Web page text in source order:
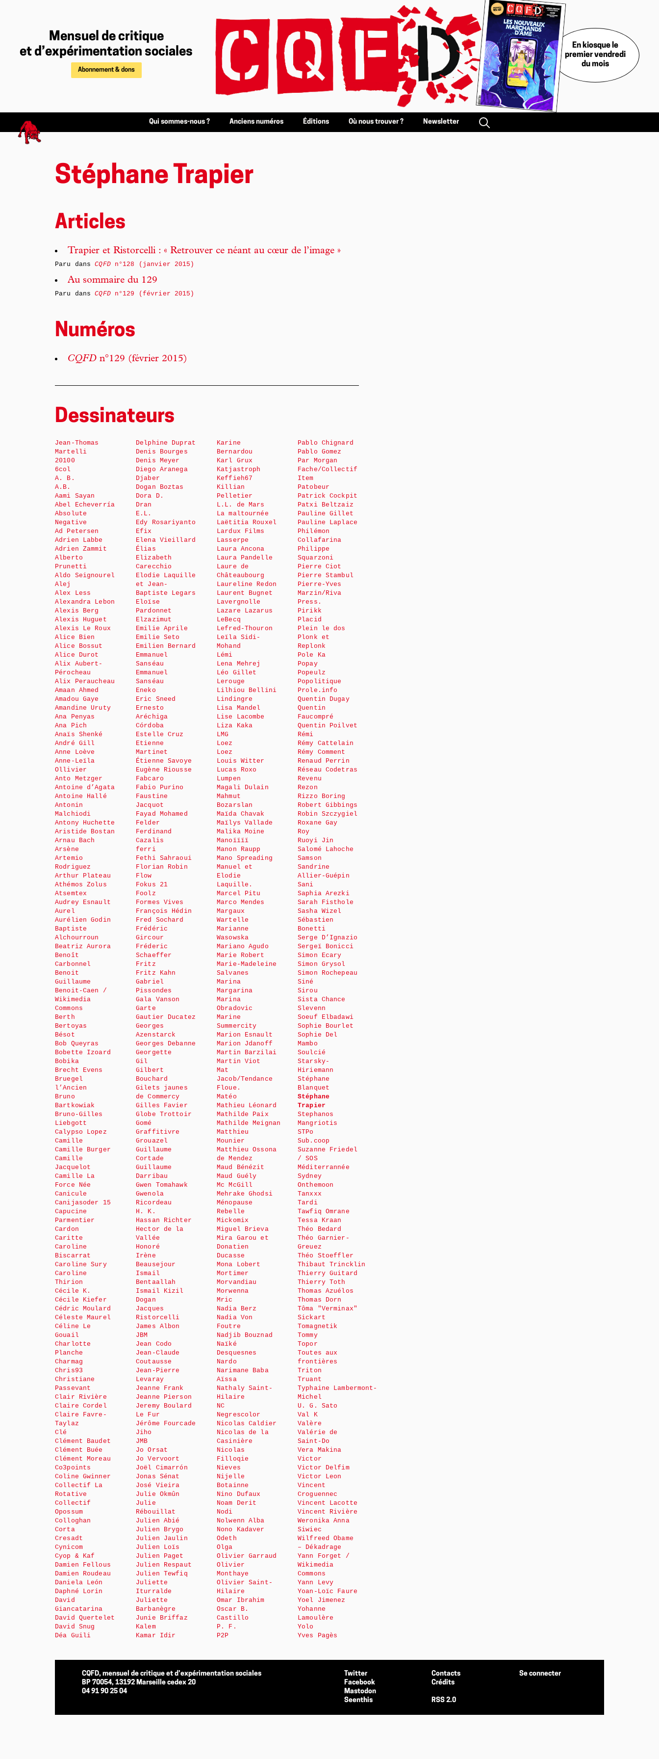
Mensuel de critique
et d’expérimentation sociales
Abonnement & dons
En kiosque le
premier vendredi
du mois
Qui sommes-nous ? Anciens numéros Éditions Où nous trouver ? Newsletter
Stéphane Trapier
Articles
Trapier et Ristorcelli : « Retrouver ce néant au cœur de l’image »
Paru dansCQFDn°128 (janvier 2015)
Au sommaire du 129
Paru dansCQFDn°129 (février 2015)
Numéros
CQFD n°129 (février 2015)
Dessinateurs
Jean-Thomas
Martelli
20100
6col
A. B.
A.B.
Aami Sayan
Abel Echeverría
Absolute
Negative
Ad Petersen
Adrien Labbe
Adrien Zammit
Alberto
Prunetti
Aldo Seignourel
Alej
Alex Less
Alexandra Lebon
Alexis Berg
Alexis Huguet
Alexis Le Roux
Alice Bien
Alice Bossut
Alice Durot
Alix Aubert-
Pérocheau
Alix Peraucheau
Amaan Ahmed
Amadou Gaye
Amandine Uruty
Ana Penyas
Ana Pich
Anaïs Shenké
André Gill
Anne Loève
Anne-Leïla
Ollivier
Anto Metzger
Antoine d’Agata
Antoine Hallé
Antonin
Malchiodi
Antony Huchette
Aristide Bostan
Arnau Bach
Arsène
Artemio
Rodriguez
Arthur Plateau
Athémos Zolus
Atsemtex
Audrey Esnault
Aurel
Aurélien Godin
Baptiste
Alchourroun
Beatriz Aurora
Benoît
Carbonnel
Benoit
Guillaume
Benoit-Caen /
Wikimedia
Commons
Berth
Bertoyas
Bésot
Bob Queyras
Bobette Izoard
Bobika
Brecht Evens
Bruegel
l’Ancien
Bruno
Bartkowiak
Bruno-Gilles
Liebgott
Calypso Lopez
Camille
Camille Burger
Camille
Jacquelot
Camille La
Force Née
Canicule
Canijasoder 15
Capucine
Parmentier
Cardon
Caritte
Caroline
Biscarrat
Caroline Sury
Caroline
Thirion
Cécile K.
Cécile Kiefer
Cédric Moulard
Céleste Maurel
Céline Le
Gouail
Charlotte
Planche
Charmag
Chris93
Christiane
Passevant
Clair Rivière
Claire Cordel
Claire Favre-
Taylaz
Clé
Clément Baudet
Clément Buée
Clément Moreau
Co3points
Coline Gwinner
Collectif La
Rotative
Collectif
Opossum
Colloghan
Corta
Cresadt
Cynicom
Cyop & Kaf
Damien Fellous
Damien Roudeau
Daniela León
Daphné Lorin
David
Giancatarina
David Quertelet
David Snug
Déa Guili
Delphine Duprat
Denis Bourges
Denis Meyer
Diego Aranega
Djaber
Dogan Boztas
Dora D.
Dran
E.L.
Edy Rosariyanto
Efix
Elena Vieillard
Élias
Elizabeth
Carecchio
Elodie Laquille
et Jean-
Baptiste Legars
Eloïse
Pardonnet
Elzazimut
Emilie Aprile
Emilie Seto
Emilien Bernard
Emmanuel
Sanséau
Emmanuel
Sanséau
Eneko
Eric Sneed
Ernesto
Aréchiga
Córdoba
Estelle Cruz
Etienne
Martinet
Étienne Savoye
Eugène Riousse
Fabcaro
Fabio Purino
Faustine
Jacquot
Fayad Mohamed
Felder
Ferdinand
Cazalis
ferri
Fethi Sahraoui
Florian Robin
Flow
Fokus 21
Foolz
Formes Vives
François Hédin
Fred Sochard
Frédéric
Gircour
Fréderic
Schaeffer
Fritz
Fritz Kahn
Gabriel
Pissondes
Gala Vanson
Garte
Gautier Ducatez
Georges
Azenstarck
Georges Debanne
Georgette
Gil
Gilbert
Bouchard
Gilets jaunes
de Commercy
Gilles Favier
Globe Trottoir
Gomé
Graffitivre
Grouazel
Guillaume
Cortade
Guillaume
Darribau
Gwen Tomahawk
Gwenola
Ricordeau
H. K.
Hassan Richter
Hector de la
Vallée
Honoré
Irène
Beausejour
Ismail
Bentaallah
Ismail Kizil
Dogan
Jacques
Ristorcelli
James Albon
JBM
Jean Codo
Jean-Claude
Coutausse
Jean-Pierre
Levaray
Jeanne Frank
Jeanne Pierson
Jeremy Boulard
Le Fur
Jérôme Fourcade
Jiho
JMB
Jo Orsat
Jo Vervoort
Joël Cimarrón
Jonas Sénat
José Vieira
Julie Okmûn
Julie
Rébouillat
Julien Abié
Julien Brygo
Julien Jaulin
Julien Loïs
Julien Paget
Julien Respaut
Julien Tewfiq
Juliette
Iturralde
Juliette
Barbanègre
Junie Briffaz
Kalem
Kamar Idir
Karine
Bernardou
Karl Grux
Katjastroph
Keffieh67
Killian
Pelletier
L.L. de Mars
La maltournée
Laëtitia Rouxel
Lardux Films
Lasserpe
Laura Ancona
Laura Pandelle
Laure de
Châteaubourg
Laureline Redon
Laurent Bugnet
Lavergnolle
Lazare Lazarus
LeBecq
Lefred-Thouron
Leïla Sidi-
Mohand
Lémi
Lena Mehrej
Léo Gillet
Lerouge
Lilhiou Bellini
Lindingre
Lisa Mandel
Lise Lacombe
Liza Kaka
LMG
Loez
Loez
Louis Witter
Lucas Roxo
Lumpen
Magali Dulain
Mahmut
Bozarslan
Maïda Chavak
Maïlys Vallade
Malika Moine
Manoïïïï
Manon Raupp
Mano Spreading
Manuel et
Elodie
Laquille.
Marcel Pitu
Marco Mendes
Margaux
Wartelle
Marianne
Wasowska
Mariano Agudo
Marie Robert
Marie-Madeleine
Salvanes
Marina
Margarina
Marina
Obradovic
Marine
Summercity
Marion Esnault
Marion Jdanoff
Martin Barzilai
Martin Viot
Mat
Jacob/Tendance
Floue.
Matéo
Mathieu Léonard
Mathilde Paix
Mathilde Meignan
Matthieu
Mounier
Matthieu Ossona
de Mendez
Maud Bénézit
Maud Guély
Mc McGill
Mehrake Ghodsi
Ménopause
Rebelle
Mickomix
Miguel Brieva
Mira Garou et
Donatien
Ducasse
Mona Lobert
Mortimer
Morvandiau
Morwenna
Mric
Nadia Berz
Nadia Von
Foutre
Nadjib Bouznad
Naïké
Desquesnes
Nardo
Narimane Baba
Aïssa
Nathaly Saint-
Hilaire
NC
Negrescolor
Nicolas Caldier
Nicolas de la
Casinière
Nicolas
Filloqie
Nieves
Nijelle
Botainne
Nino Dufaux
Noam Derit
Nodi
Nolwenn Alba
Nono Kadaver
Odeth
Olga
Olivier Garraud
Olivier
Monthaye
Olivier Saint-
Hilaire
Omar Ibrahim
Oscar B.
Castillo
P. F.
P2P
Pablo Chignard
Pablo Gomez
Par Morgan
Fache/Collectif
Item
Patobeur
Patrick Cockpit
Patxi Beltzaiz
Pauline Gillet
Pauline Laplace
Philémon
Collafarina
Philippe
Squarzoni
Pierre Ciot
Pierre Stambul
Pierre-Yves
Marzin/Riva
Press.
Pirikk
Placid
Plein le dos
Plonk et
Replonk
Pole Ka
Popay
Popeulz
Popolitique
Prole.info
Quentin Dugay
Quentin
Faucompré
Quentin Poilvet
Rémi
Rémy Cattelain
Rémy Comment
Renaud Perrin
Réseau Codetras
Revenu
Rezon
Rizzo Boring
Robert Gibbings
Robin Szczygiel
Roxane Gay
Roy
Ruoyi Jin
Salomé Lahoche
Samson
Sandrine
Allier-Guépin
Sani
Saphia Arezki
Sarah Fisthole
Sasha Wizel
Sébastien
Bonetti
Serge D’Ignazio
Sergeï Bonicci
Simon Ecary
Simon Grysol
Simon Rochepeau
Siné
Sirou
Sista Chance
Slevenn
Soeuf Elbadawi
Sophie Bourlet
Sophie Del
Mambo
Soulcié
Starsky-
Hiriemann
Stéphane
Blanquet
Stéphane
Trapier
Stephanos
Mangriotis
STPo
Sub.coop
Suzanne Friedel
/ SOS
Méditerrannée
Sydney
Onthemoon
Tanxxx
Tardi
Tawfiq Omrane
Tessa Kraan
Théo Bedard
Théo Garnier-
Greuez
Théo Stoeffler
Thibaut Trincklin
Thierry Guitard
Thierry Toth
Thomas Azuélos
Thomas Dorn
Tôma "Verminax"
Sickart
Tomagnetik
Tommy
Topor
Toutes aux
frontières
Triton
Truant
Typhaine Lambermont-
Michel
U. G. Sato
Val K
Valère
Valérie de
Saint-Do
Vera Makina
Victor
Victor Delfim
Victor Leon
Vincent
Croguennec
Vincent Lacotte
Vincent Rivière
Weronika Anna
Siwiec
Wilfreed Obame
– Dékadrage
Yann Forget /
Wikimedia
Commons
Yann Levy
Yoan-Loïc Faure
Yoel Jimenez
Yohanne
Lamoulère
Yolo
Yves Pagès
CQFD, mensuel de critique et d’expérimentation sociales
BP 70054, 13192 Marseille cedex 20
04 91 90 25 04
Twitter
Facebook
Mastodon
Seenthis
Contacts
Crédits
RSS 2.0
Se connecter